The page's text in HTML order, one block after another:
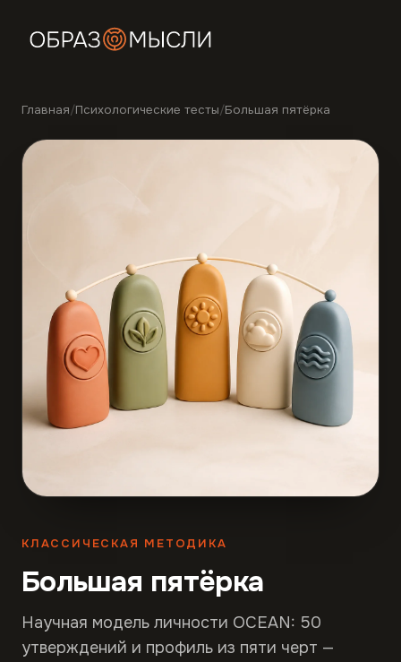
Главная/Психологические тесты/Большая пятёрка
КЛАССИЧЕСКАЯ МЕТОДИКА
Большая пятёрка
Научная модель личности OCEAN: 50
утверждений и профиль из пяти черт —